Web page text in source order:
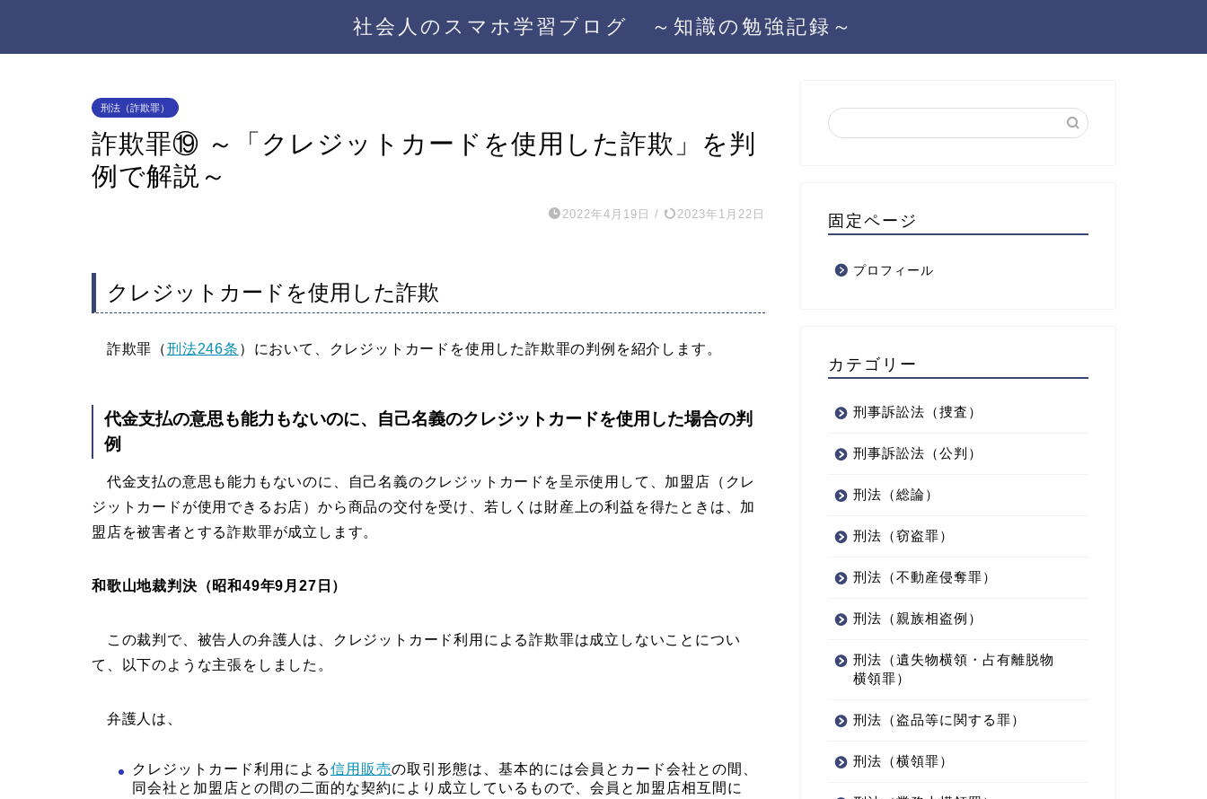
社会人のスマホ学習ブログ ～知識の勉強記録～
刑法（詐欺罪）
詐欺罪⑲ ～「クレジットカードを使用した詐欺」を判
例で解説～
2022年4月19日 / 2023年1月22日
クレジットカードを使用した詐欺
詐欺罪（刑法246条 ）において、クレジットカードを使用した詐欺罪の判例を紹介します。
代金支払の意思も能力もないのに、自己名義のクレジットカードを使用した場合の判
例
代金支払の意思も能力もないのに、自己名義のクレジットカードを呈示使用して、加盟店（クレ
ジットカードが使用できるお店）から商品の交付を受け、若しくは財産上の利益を得たときは、加
盟店を被害者とする詐欺罪が成立します。
和歌山地裁判決（昭和49年9月27日）
この裁判で、被告人の弁護人は、クレジットカード利用による詐欺罪は成立しないことについ
て、以下のような主張をしました。
弁護人は、
クレジットカード利用による信用販売の取引形態は、基本的には会員とカード会社との間、
同会社と加盟店との間の二面的な契約により成立しているもので、会員と加盟店相互間に
固定ページ
プロフィール
カテゴリー
刑事訴訟法（捜査）
刑事訴訟法（公判）
刑法（総論）
刑法（窃盗罪）
刑法（不動産侵奪罪）
刑法（親族相盗例）
刑法（遺失物横領・占有離脱物
横領罪）
刑法（盗品等に関する罪）
刑法（横領罪）